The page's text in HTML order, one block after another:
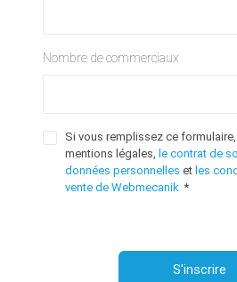
Nombre de commerciaux
Si vous remplissez ce
mentions légales, le contrat de
données personnelles et les
vente de Webmecanik *
S'inscrire